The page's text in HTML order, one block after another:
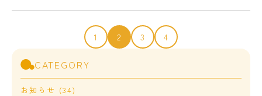
1 2 3 4
CATEGORY
お知らせ (34)